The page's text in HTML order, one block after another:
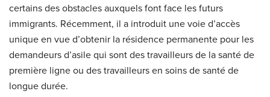
certains des obstacles auxquels font face les futurs
immigrants. Récemment, il a introduit une voie d’accès
unique en vue d’obtenir la résidence permanente pour les
demandeurs d’asile qui sont des travailleurs de la santé de
première ligne ou des travailleurs en soins de santé de
longue durée.